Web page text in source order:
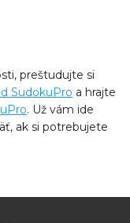
preštudujte si
SudokuPro a hrajte
. Už vám ide
ak si potrebujete